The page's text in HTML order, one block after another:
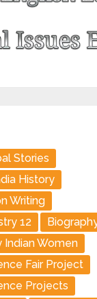
Stories
History
Writing
12
Indian Women
Fair Project
Projects